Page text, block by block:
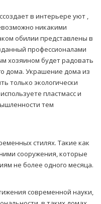
в интерьере уют ,
никакими
обилии представлены в
профессионалами
хозяином будет радовать
дома. Украшение дома из
только экологически
пластмасс и
тем
стилях. Такие как
сооружения, которые
не более одного месяца.
современной науки,